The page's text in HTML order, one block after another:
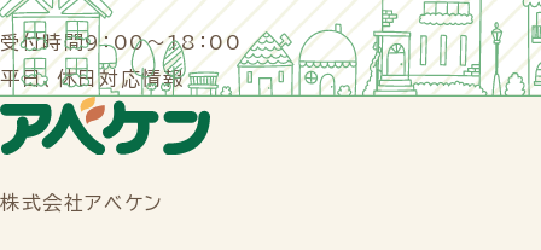
受付時間9：00～18：00
平日、休日対応情報
株式会社アベケン